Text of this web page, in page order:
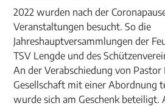
2022 wurden nach der
Veranstaltungen besucht. So die
Jahreshauptversammlungen der
TSV Lengde und des
An der Verabschiedung von
Gesellschaft mit einer Abordnung
wurde sich am Geschenk beteiligt.